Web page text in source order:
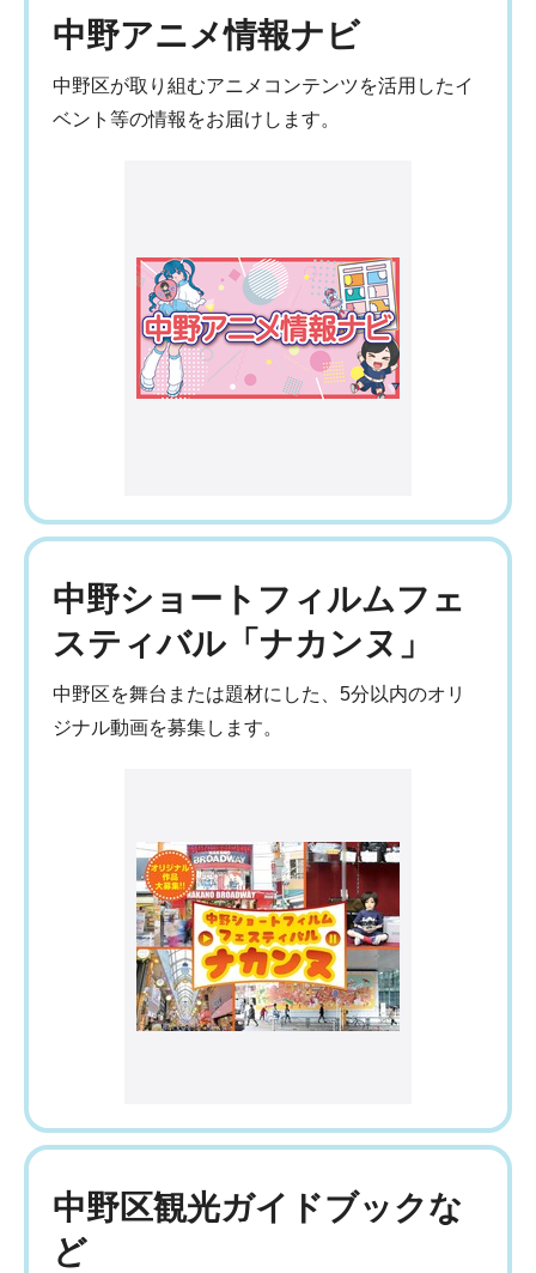
中野アニメ情報ナビ
中野区が取り組むアニメコンテンツを活用したイ
ベント等の情報をお届けします。
中野ショートフィルムフェ
スティバル「ナカンヌ」
中野区を舞台または題材にした、5分以内のオリ
ジナル動画を募集します。
中野区観光ガイドブックな
ど